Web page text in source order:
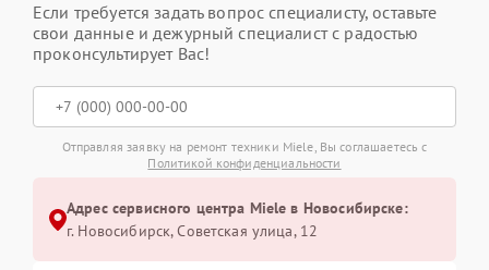
Если требуется задать вопрос специалисту, оставьте
свои данные и дежурный специалист с радостью
проконсультирует Вас!
Отправляя заявку на ремонт техники Miele, Вы соглашаетесь с
Политикой конфиденциальности
Адрес сервисного центра Miele в Новосибирске:
г. Новосибирск, Советская улица, 12